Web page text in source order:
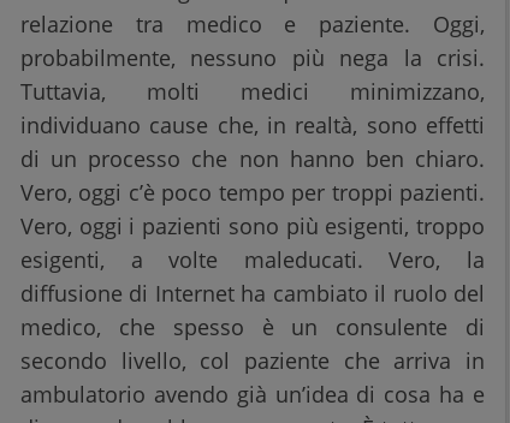
relazione tra medico e paziente. Oggi,
probabilmente, nessuno più nega la crisi.
Tuttavia, molti medici minimizzano,
individuano cause che, in realtà, sono effetti
di un processo che non hanno ben chiaro.
Vero, oggi c’è poco tempo per troppi pazienti.
Vero, oggi i pazienti sono più esigenti, troppo
esigenti, a volte maleducati. Vero, la
diffusione di Internet ha cambiato il ruolo del
medico, che spesso è un consulente di
secondo livello, col paziente che arriva in
ambulatorio avendo già un’idea di cosa ha e